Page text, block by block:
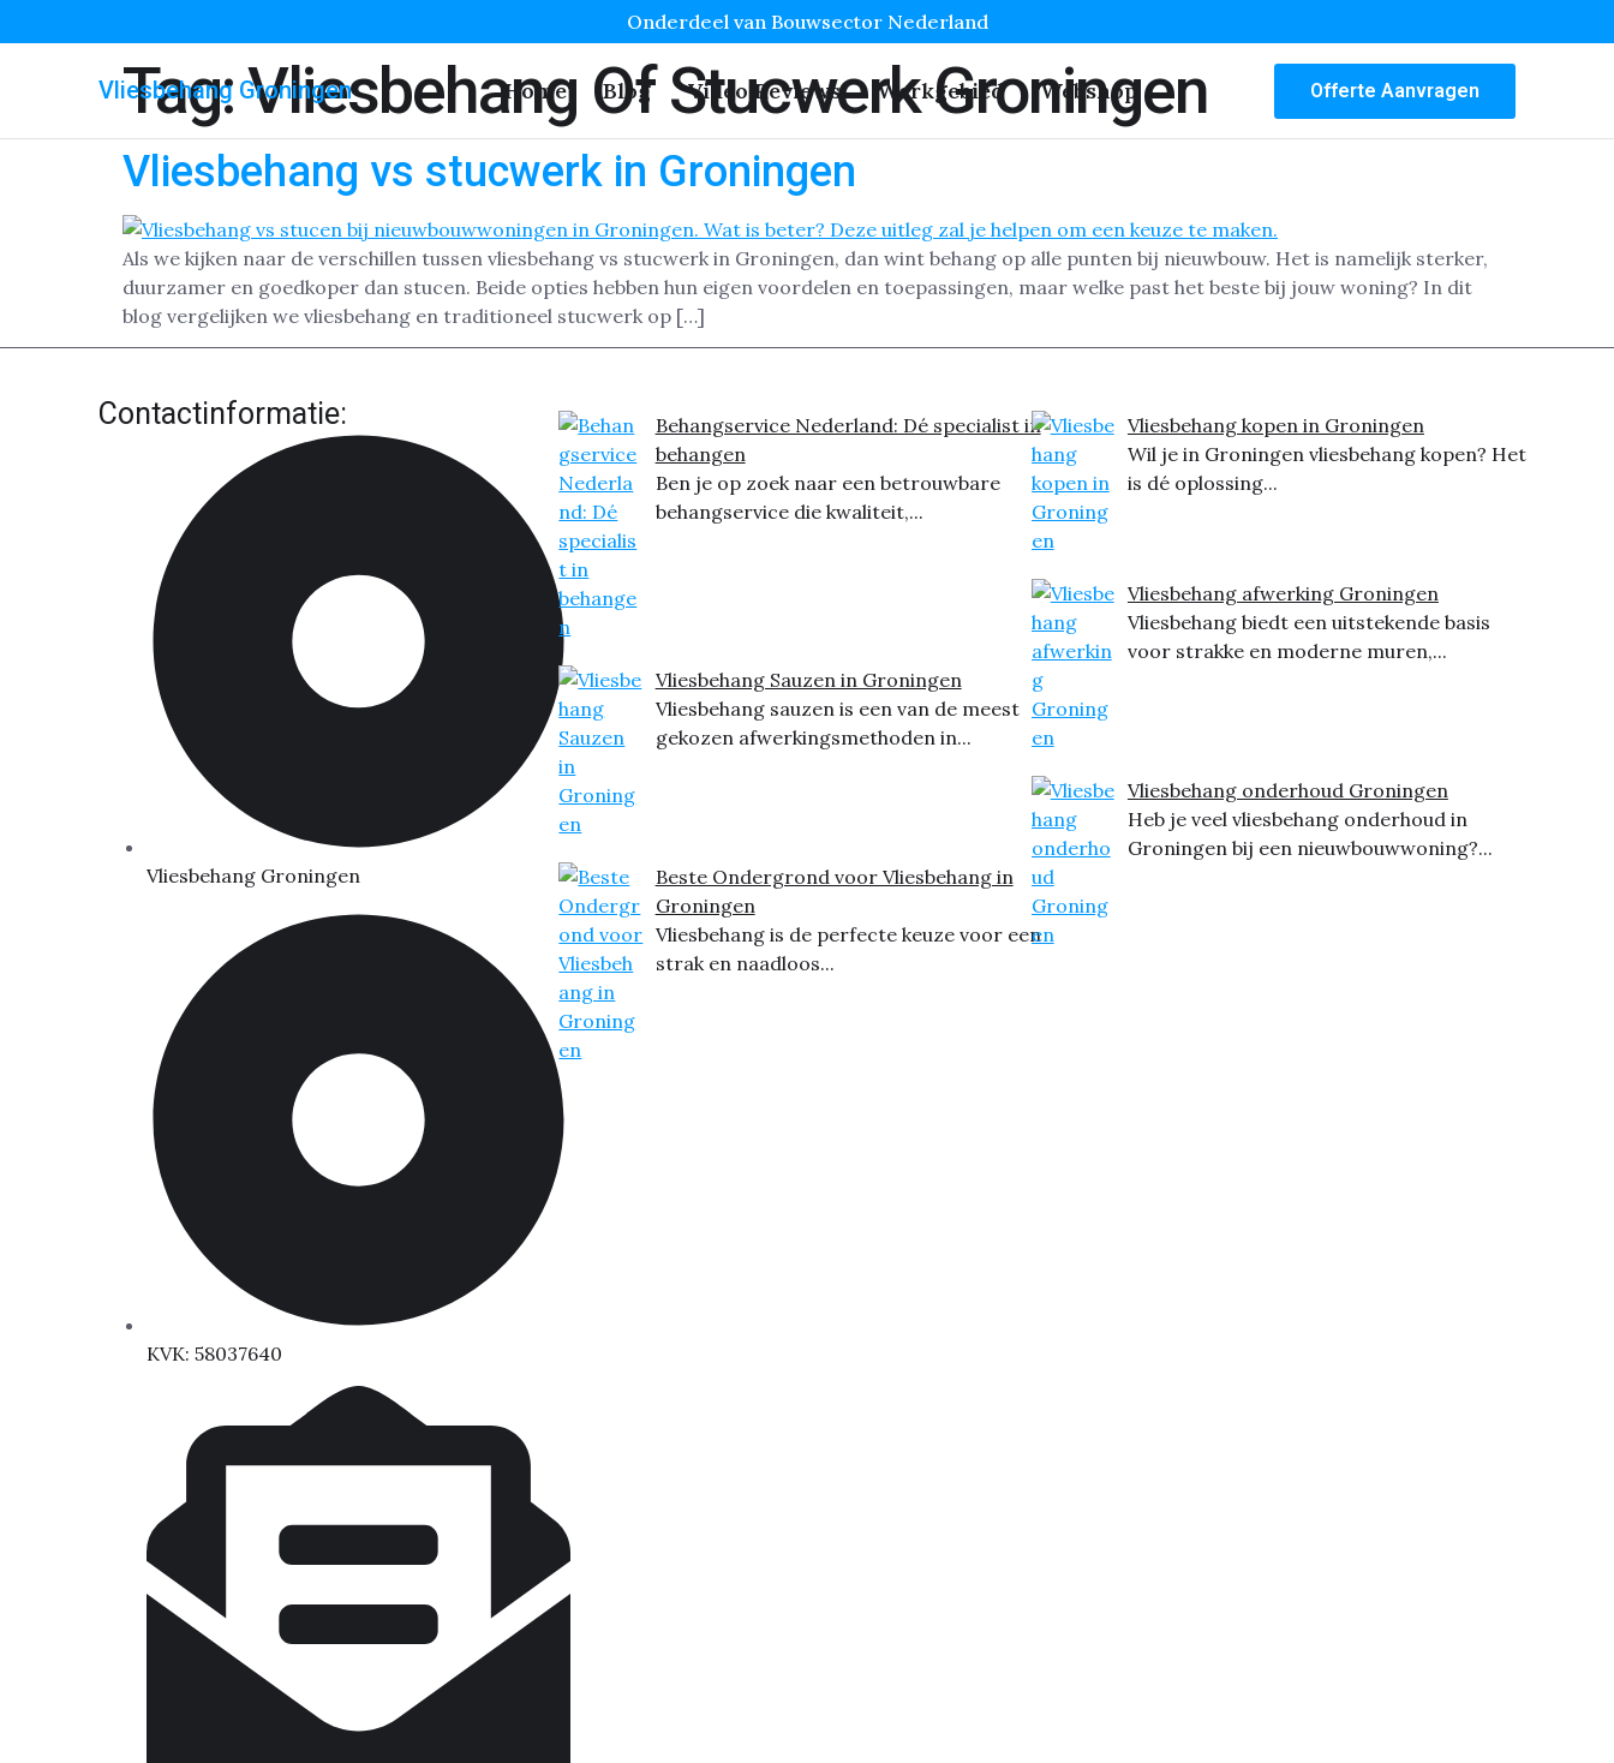
Onderdeel van Bouwsector Nederland
Vliesbehang Groningen Home Blog Video Reviews Werkgebied Webshop Offerte Aanvragen
Tag:Vliesbehang Of Stucwerk Groningen
Vliesbehang vs stucwerk in Groningen
Als we kijken naar de verschillen tussen vliesbehang vs stucwerk in Groningen, dan wint behang op alle punten bij nieuwbouw. Het is namelijk sterker,
duurzamer en goedkoper dan stucen. Beide opties hebben hun eigen voordelen en toepassingen, maar welke past het beste bij jouw woning? In dit
blog vergelijken we vliesbehang en traditioneel stucwerk op […]
Contactinformatie:
Vliesbehang Groningen
KVK: 58037640
Behangservice Nederland: Dé specialist in
behangen
Ben je op zoek naar een betrouwbare
behangservice die kwaliteit,...
Vliesbehang Sauzen in Groningen
Vliesbehang sauzen is een van de meest
gekozen afwerkingsmethoden in...
Beste Ondergrond voor Vliesbehang in
Groningen
Vliesbehang is de perfecte keuze voor een
strak en naadloos...
Vliesbehang kopen in Groningen
Wil je in Groningen vliesbehang kopen? Het
is dé oplossing...
Vliesbehang afwerking Groningen
Vliesbehang biedt een uitstekende basis
voor strakke en moderne muren,...
Vliesbehang onderhoud Groningen
Heb je veel vliesbehang onderhoud in
Groningen bij een nieuwbouwwoning?...